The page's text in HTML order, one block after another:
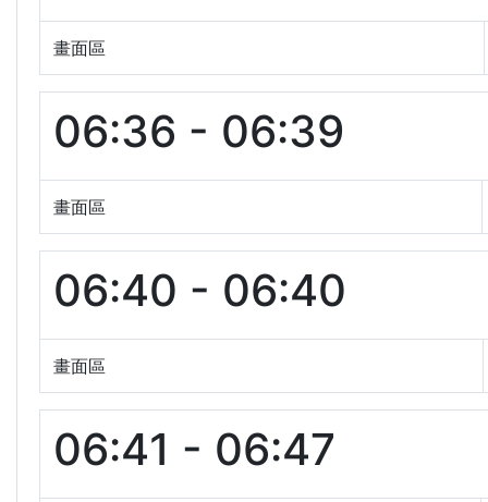
畫面區
06:36 - 06:39
畫面區
06:40 - 06:40
畫面區
06:41 - 06:47